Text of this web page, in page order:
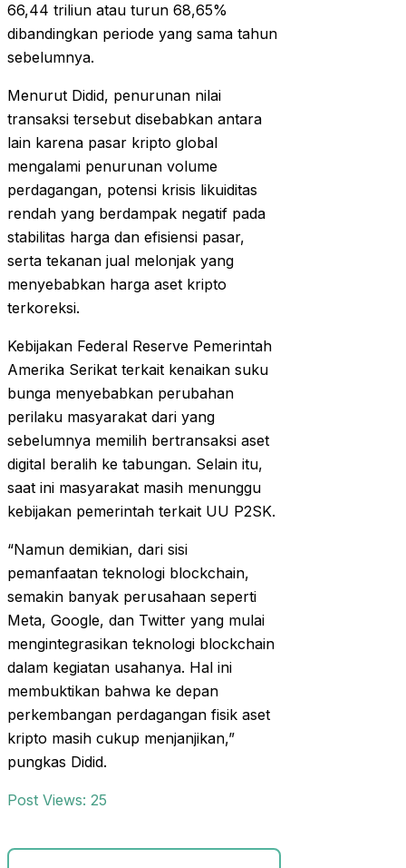
66,44 triliun atau turun 68,65%
dibandingkan periode yang sama tahun
sebelumnya.
Menurut Didid, penurunan nilai
transaksi tersebut disebabkan antara
lain karena pasar kripto global
mengalami penurunan volume
perdagangan, potensi krisis likuiditas
rendah yang berdampak negatif pada
stabilitas harga dan efisiensi pasar,
serta tekanan jual melonjak yang
menyebabkan harga aset kripto
terkoreksi.
Kebijakan Federal Reserve Pemerintah
Amerika Serikat terkait kenaikan suku
bunga menyebabkan perubahan
perilaku masyarakat dari yang
sebelumnya memilih bertransaksi aset
digital beralih ke tabungan. Selain itu,
saat ini masyarakat masih menunggu
kebijakan pemerintah terkait UU P2SK.
“Namun demikian, dari sisi
pemanfaatan teknologi blockchain,
semakin banyak perusahaan seperti
Meta, Google, dan Twitter yang mulai
mengintegrasikan teknologi blockchain
dalam kegiatan usahanya. Hal ini
membuktikan bahwa ke depan
perkembangan perdagangan fisik aset
kripto masih cukup menjanjikan,”
pungkas Didid.
Post Views: 25